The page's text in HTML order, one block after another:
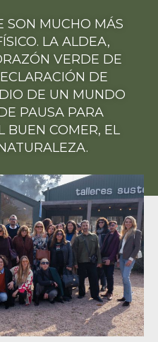
SON MUCHO MÁS
LA ALDEA,
VERDE DE
DE
DE UN MUNDO
PAUSA PARA
BUEN COMER, EL